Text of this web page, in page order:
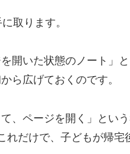
取ります。
開いた状態のノート」
ら広げておくのです。
、ページを開く」とい
れだけで、子どもが帰宅